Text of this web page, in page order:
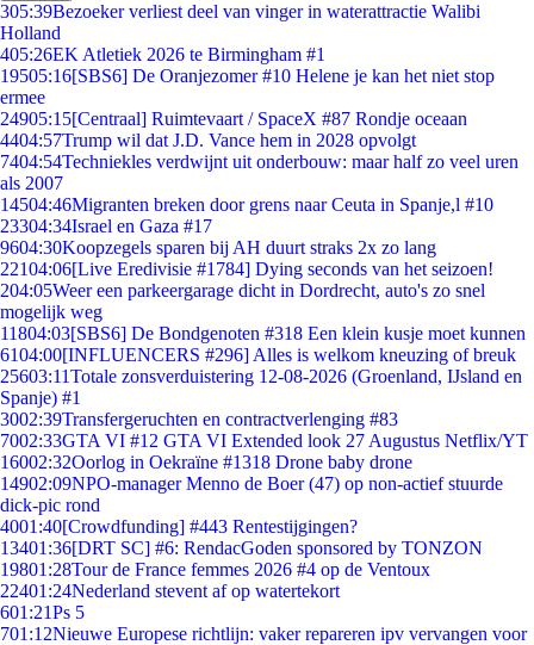
305:39Bezoeker verliest deel van vinger in waterattractie Walibi
Holland
405:26EK Atletiek 2026 te Birmingham #1
19505:16[SBS6] De Oranjezomer #10 Helene je kan het niet stop
ermee
24905:15[Centraal] Ruimtevaart / SpaceX #87 Rondje oceaan
4404:57Trump wil dat J.D. Vance hem in 2028 opvolgt
7404:54Techniekles verdwijnt uit onderbouw: maar half zo veel uren
als 2007
14504:46Migranten breken door grens naar Ceuta in Spanje,l #10
23304:34Israel en Gaza #17
9604:30Koopzegels sparen bij AH duurt straks 2x zo lang
22104:06[Live Eredivisie #1784] Dying seconds van het seizoen!
204:05Weer een parkeergarage dicht in Dordrecht, auto's zo snel
mogelijk weg
11804:03[SBS6] De Bondgenoten #318 Een klein kusje moet kunnen
6104:00[INFLUENCERS #296] Alles is welkom kneuzing of breuk
25603:11Totale zonsverduistering 12-08-2026 (Groenland, IJsland en
Spanje) #1
3002:39Transfergeruchten en contractverlenging #83
7002:33GTA VI #12 GTA VI Extended look 27 Augustus Netflix/YT
16002:32Oorlog in Oekraïne #1318 Drone baby drone
14902:09NPO-manager Menno de Boer (47) op non-actief stuurde
dick-pic rond
4001:40[Crowdfunding] #443 Rentestijgingen?
13401:36[DRT SC] #6: RendacGoden sponsored by TONZON
19801:28Tour de France femmes 2026 #4 op de Ventoux
22401:24Nederland stevent af op watertekort
601:21Ps 5
701:12Nieuwe Europese richtlijn: vaker repareren ipv vervangen voor